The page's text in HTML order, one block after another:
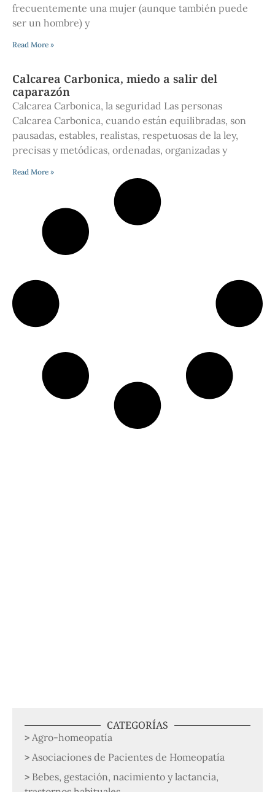
CATEGORÍAS
Agro-homeopatía
Asociaciones de Pacientes de Homeopatía
Bebes, gestación, nacimiento y lactancia,
frecuentemente una mujer (aunque también puede
ser un hombre) y
Read More »
Calcarea Carbonica, miedo a salir del
caparazón
Calcarea Carbonica, la seguridad Las personas
Calcarea Carbonica, cuando están equilibradas, son
pausadas, estables, realistas, respetuosas de la ley,
precisas y metódicas, ordenadas, organizadas y
Read More »